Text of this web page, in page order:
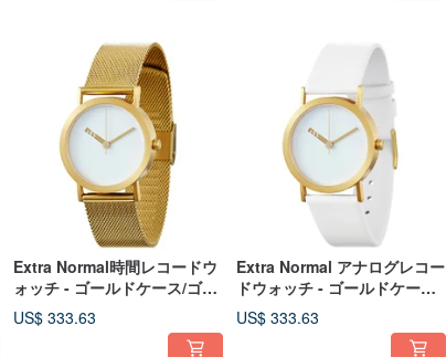
Extra Normal時間レコードウ
ォッチ - ゴールドケース/ゴー
ルド針/ゴールドミラネーゼバ
ンド
US$ 333.63
Extra Normal アナログレコー
ドウォッチ - ゴールドケース/
ゴールド針/ホワイトレザース
トラップ
US$ 333.63